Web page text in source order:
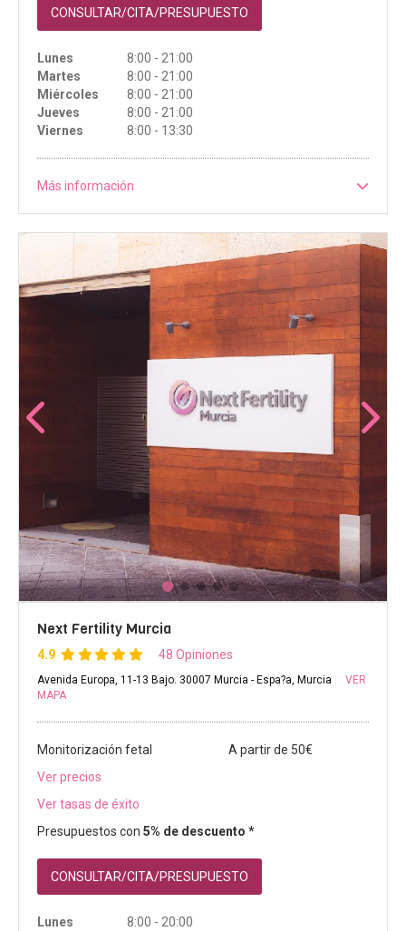
CONSULTAR/CITA/PRESUPUESTO
Lunes
8:00 - 21:00
Martes
8:00 - 21:00
Miércoles
8:00 - 21:00
Jueves
8:00 - 21:00
Viernes
8:00 - 13:30
Más información
Next Fertility Murcia
4.9 48 Opiniones
Avenida Europa, 11-13 Bajo. 30007 Murcia - Espa?a, Murcia
VER
MAPA
Monitorización fetal
A partir de 50€
Ver precios
Ver tasas de éxito
Presupuestos con 5% de descuento *
CONSULTAR/CITA/PRESUPUESTO
Lunes
8:00 - 20:00